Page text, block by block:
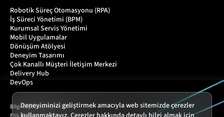
Deneyiminizi geliştirmek amacıyla web sitemizde çerezler
Robotik Süreç Otomasyonu (RPA)
İş Süreci Yönetimi (BPM)
Kurumsal Servis Yönetimi
Mobil Uygulamalar
Dönüşüm Atölyesi
Deneyim Tasarımı
Çok Kanallı Müşteri İletişim Merkezi
Delivery Hub
DevOps
Bilgi Toplumu Hizmetleri